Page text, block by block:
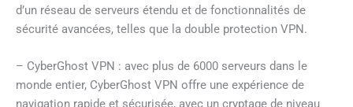
d’un réseau de serveurs étendu et de fonctionnalités de
sécurité avancées, telles que la double protection VPN.
– CyberGhost VPN : avec plus de 6000 serveurs dans le
monde entier, CyberGhost VPN offre une expérience de